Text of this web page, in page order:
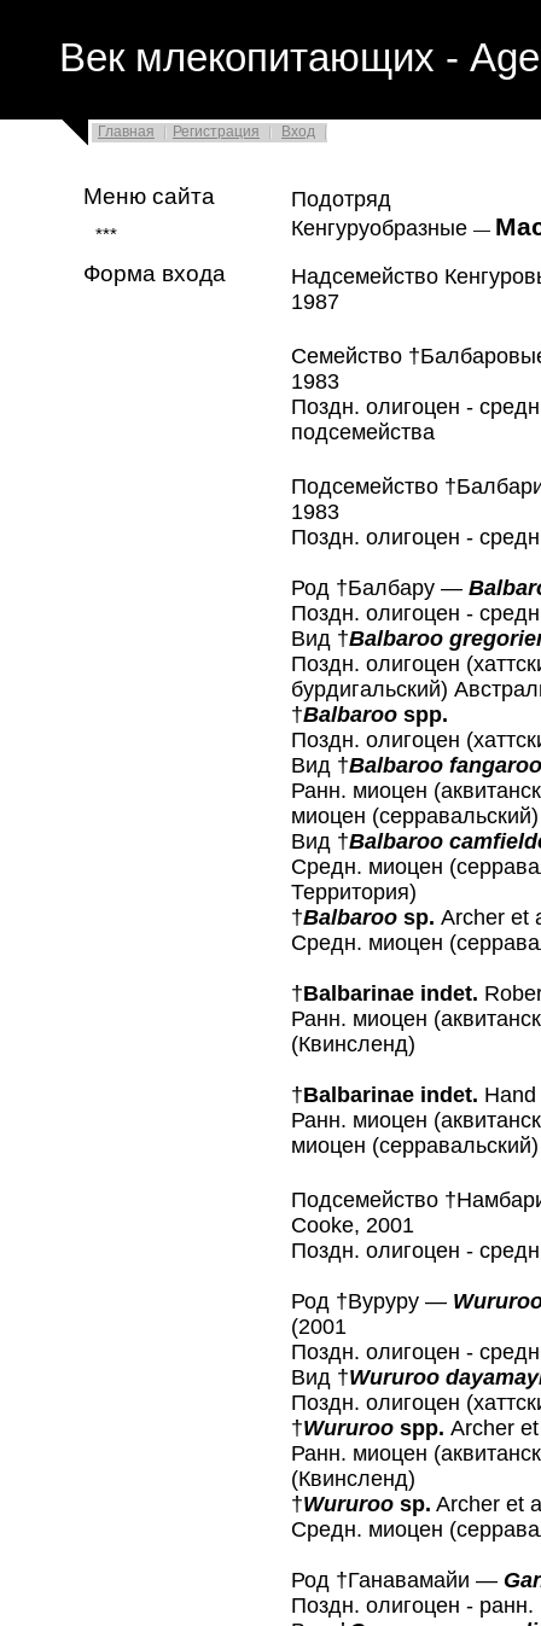
Век млекопитающих -
Главная Регистрация Вход
Меню сайта
***
Форма входа
Подотряд
Кенгуруобразные —
Надсемейство
1987
Семейство
1983
Поздн. олигоцен -
подсемейства
Подсемейство
1983
Поздн. олигоцен -
Род †Балбару —
Поздн. олигоцен -
Вид †Balbaroo
Поздн. олигоцен
бурдигальский)
†Balbaroo spр.
Поздн. олигоцен
Вид †Balbaroo fangaroo
Ранн. миоцен
миоцен
Вид †Balbaroo
Средн. миоцен
Территория)
†Balbaroo sp. Archer et
Cредн. миоцен
†Balbarinae indet.
Ранн. миоцен
(Квинсленд)
†Balbarinae indet.
Ранн. миоцен
миоцен
Подсемейство
Cooke, 2001
Поздн. олигоцен -
Род †Вуруру —
(2001
Поздн. олигоцен -
Вид †Wururoo
Поздн. олигоцен
†Wururoo spр. Archer
Ранн. миоцен
(Квинсленд)
†Wururoo sp. Archer et
Средн. миоцен
Род †Ганавамайи —
Поздн. олигоцен -